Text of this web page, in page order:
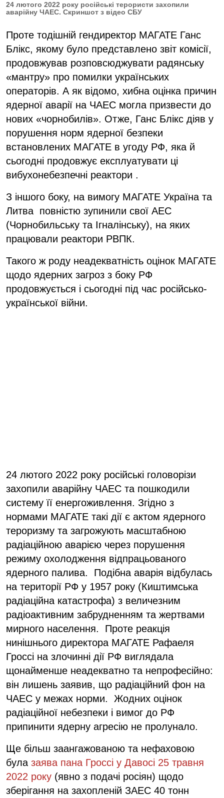
24 лютого 2022 року російські терористи захопили
аварійну ЧАЕС. Скриншот з відео СБУ
Проте тодішній гендиректор МАГАТЕ Ганс
Блікс, якому було представлено звіт комісії,
продовжував розповсюджувати радянську
«мантру» про помилки українських
операторів. А як відомо, хибна оцінка причин
ядерної аварії на ЧАЕС могла призвести до
нових «чорнобилів». Отже, Ганс Блікс діяв у
порушення норм ядерної безпеки
встановлених МАГАТЕ в угоду РФ, яка й
сьогодні продовжує експлуатувати ці
вибухонебезпечні реактори .
З іншого боку, на вимогу МАГАТЕ Україна та
Литва повністю зупинили свої АЕС
(Чорнобильську та Ігналінську), на яких
працювали реактори РВПК.
Такого ж роду неадекватність оцінок МАГАТЕ
щодо ядерних загроз з боку РФ
продовжується і сьогодні під час російсько-
української війни.
24 лютого 2022 року російські головорізи
захопили аварійну ЧАЕС та пошкодили
систему її енергоживлення. Згідно з
нормами МАГАТЕ такі дії є актом ядерного
тероризму та загрожують масштабною
радіаційною аварією через порушення
режиму охолодження відпрацьованого
ядерного палива. Подібна аварія відбулась
на території РФ у 1957 року (Киштимська
радіаційна катастрофа) з величезним
радіоактивним забрудненням та жертвами
мирного населення. Проте реакція
нинішнього директора МАГАТЕ Рафаеля
Гроссі на злочинні дії РФ виглядала
щонайменше неадекватно та непрофесійно:
він лишень заявив, що радіаційний фон на
ЧАЕС у межах норми. Жодних оцінок
радіаційної небезпеки і вимог до РФ
припинити ядерну агресію не пролунало.
Ще більш заангажованою та нефаховою
була заява пана Гроссі у Давосі 25 травня
2022 року (явно з подачі росіян) щодо
зберігання на захопленій ЗАЕС 40 тонн